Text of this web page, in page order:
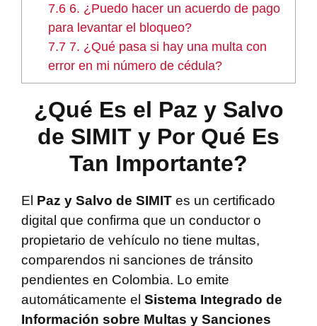
7.6 6. ¿Puedo hacer un acuerdo de pago
para levantar el bloqueo?
7.7 7. ¿Qué pasa si hay una multa con
error en mi número de cédula?
¿Qué Es el Paz y Salvo
de SIMIT y Por Qué Es
Tan Importante?
El Paz y Salvo de SIMIT es un certificado
digital que confirma que un conductor o
propietario de vehículo no tiene multas,
comparendos ni sanciones de tránsito
pendientes en Colombia. Lo emite
automáticamente el Sistema Integrado de
Información sobre Multas y Sanciones